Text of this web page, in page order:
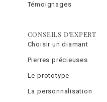
Témoignages
CONSEILS D'EXPERT
Choisir un diamant
Pierres précieuses
Le prototype
La personnalisation